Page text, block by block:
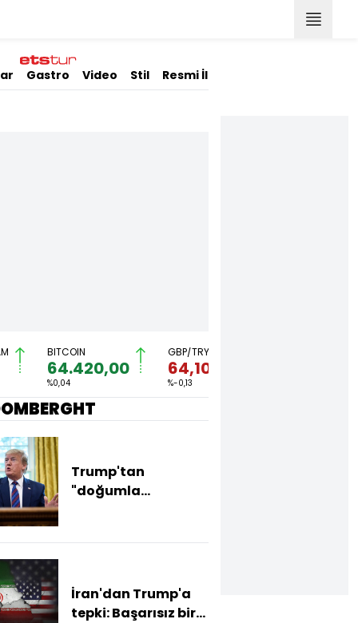
Gastro Video Stil Resmi İlanlar
BITCOIN
64.420,00
%0,04
GBP/TRY
64,1076
%-0,13
Trump'tan
"doğumla
İran'dan Trump'a
tepki: Başarısız bir